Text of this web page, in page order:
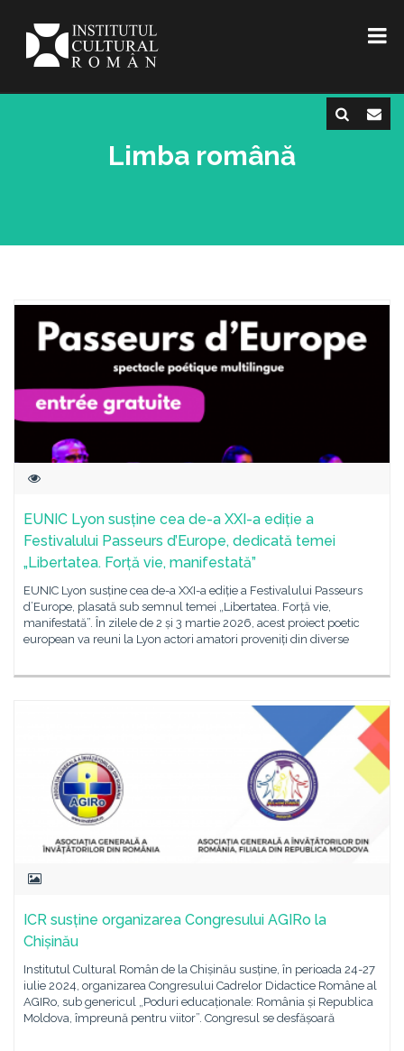
Limba română
EUNIC Lyon susține cea de-a XXI-a ediție a
Festivalului Passeurs d’Europe, dedicată temei
„Libertatea. Forță vie, manifestată”
EUNIC Lyon susține cea de-a XXI-a ediție a Festivalului Passeurs
d’Europe, plasată sub semnul temei „Libertatea. Forță vie,
manifestată”. În zilele de 2 și 3 martie 2026, acest proiect poetic
european va reuni la Lyon actori amatori proveniți din diverse
ICR susține organizarea Congresului AGIRo la
Chișinău
Institutul Cultural Român de la Chișinău susține, în perioada 24-27
iulie 2024, organizarea Congresului Cadrelor Didactice Române al
AGIRo, sub genericul „Poduri educaționale: România și Republica
Moldova, împreună pentru viitor”. Congresul se desfășoară